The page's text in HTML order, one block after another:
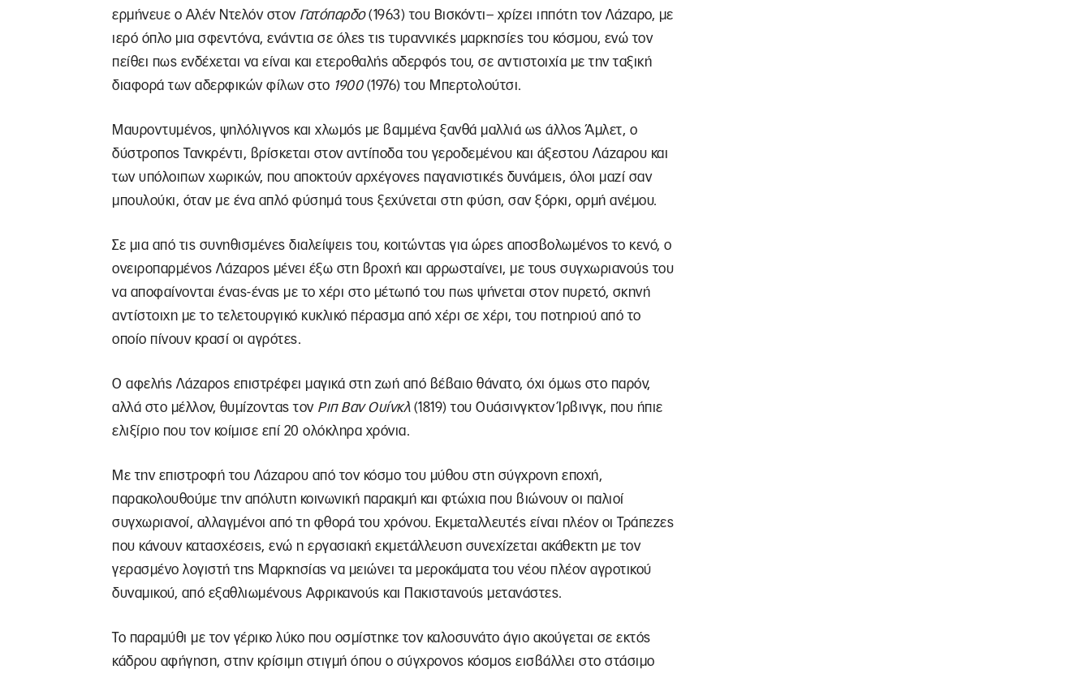
ερμήνευε ο Αλέν Ντελόν στον Γατόπαρδο(1963) του Βισκόντι– χρίζει ιππότη τον Λάζαρο, με
ιερό όπλο μια σφεντόνα, ενάντια σε όλες τις τυραννικές μαρκησίες του κόσμου, ενώ τον
πείθει πως ενδέχεται να είναι και ετεροθαλής αδερφός του, σε αντιστοιχία με την ταξική
διαφορά των αδερφικών φίλων στο 1900(1976) του Μπερτολούτσι.
Μαυροντυμένος, ψηλόλιγνος και χλωμός με βαμμένα ξανθά μαλλιά ως άλλος Άμλετ, ο
δύστροπος Τανκρέντι, βρίσκεται στον αντίποδα του γεροδεμένου και άξεστου Λάζαρου και
των υπόλοιπων χωρικών, που αποκτούν αρχέγονες παγανιστικές δυνάμεις, όλοι μαζί σαν
μπουλούκι, όταν με ένα απλό φύσημά τους ξεχύνεται στη φύση, σαν ξόρκι, ορμή ανέμου.
Σε μια από τις συνηθισμένες διαλείψεις του, κοιτώντας για ώρες αποσβολωμένος το κενό, ο
ονειροπαρμένος Λάζαρος μένει έξω στη βροχή και αρρωσταίνει, με τους συγχωριανούς του
να αποφαίνονται ένας-ένας με το χέρι στο μέτωπό του πως ψήνεται στον πυρετό, σκηνή
αντίστοιχη με το τελετουργικό κυκλικό πέρασμα από χέρι σε χέρι, του ποτηριού από το
οποίο πίνουν κρασί οι αγρότες.
Ο αφελής Λάζαρος επιστρέφει μαγικά στη ζωή από βέβαιο θάνατο, όχι όμως στο παρόν,
αλλά στο μέλλον, θυμίζοντας τον Ριπ Βαν Ουίνκλ(1819) του Ουάσινγκτον Ίρβινγκ, που ήπιε
ελιξίριο που τον κοίμισε επί 20 ολόκληρα χρόνια.
Με την επιστροφή του Λάζαρου από τον κόσμο του μύθου στη σύγχρονη εποχή,
παρακολουθούμε την απόλυτη κοινωνική παρακμή και φτώχια που βιώνουν οι παλιοί
συγχωριανοί, αλλαγμένοι από τη φθορά του χρόνου. Εκμεταλλευτές είναι πλέον οι Τράπεζες
που κάνουν κατασχέσεις, ενώ η εργασιακή εκμετάλλευση συνεχίζεται ακάθεκτη με τον
γερασμένο λογιστή της Μαρκησίας να μειώνει τα μεροκάματα του νέου πλέον αγροτικού
δυναμικού, από εξαθλιωμένους Αφρικανούς και Πακιστανούς μετανάστες.
Το παραμύθι με τον γέρικο λύκο που οσμίστηκε τον καλοσυνάτο άγιο ακούγεται σε εκτός
κάδρου αφήγηση, στην κρίσιμη στιγμή όπου ο σύγχρονος κόσμος εισβάλλει στο στάσιμο